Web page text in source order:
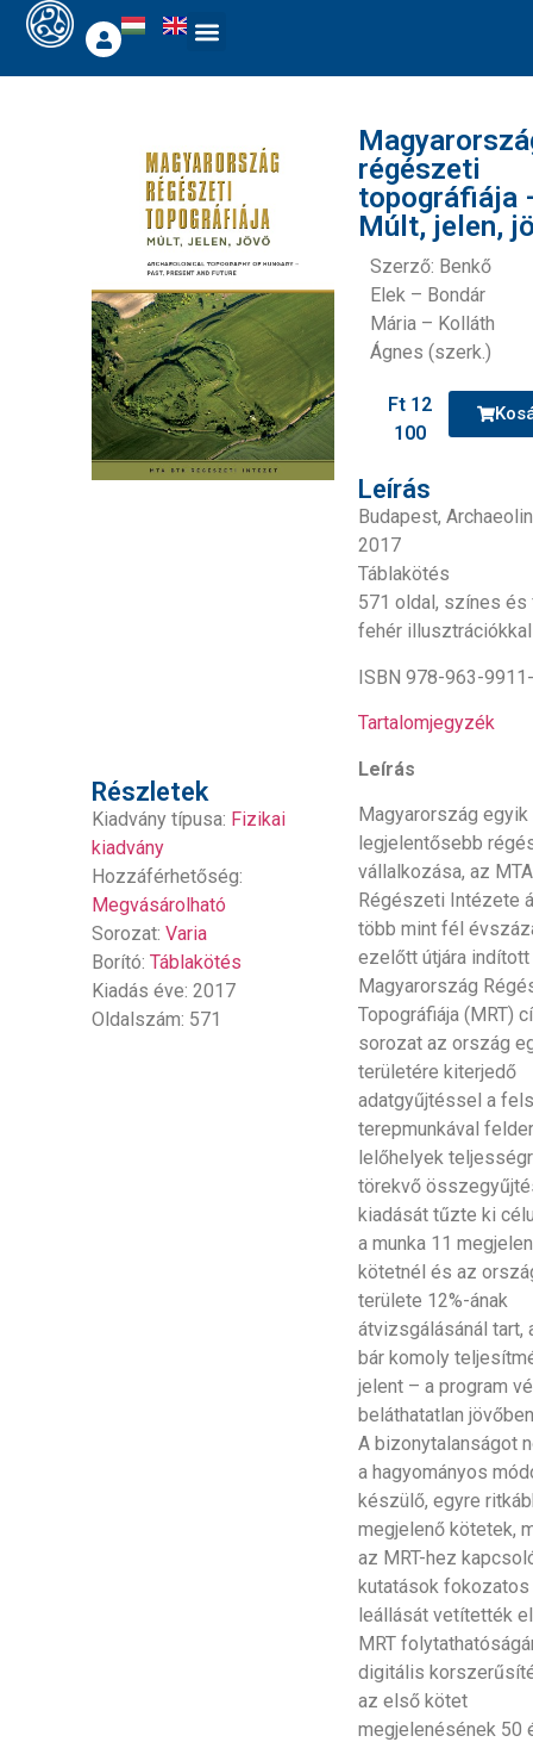
Részletek
Kiadvány típusa: Fizikai
kiadvány
Hozzáférhetőség:
Megvásárolható
Sorozat:Varia
Borító:Táblakötés
Kiadás éve: 2017
Oldalszám: 571
régészeti
topográfiája
Múlt, jelen,
Szerző: Benkő
Elek – Bondár
Mária – Kolláth
Ágnes (szerk.)
Ft12
100
Leírás
Budapest,
2017
Táblakötés
571 oldal, színes
fehér illusztrációkkal
ISBN 978-963-
Tartalomjegyzék
Leírás
Magyarország egyik
legjelentősebb
vállalkozása, az MTA
Régészeti Intézete
több mint fél
ezelőtt útjára indított
Magyarország
Topográfiája (MRT)
sorozat az ország
területére kiterjedő
adatgyűjtéssel a
terepmunkával
lelőhelyek
törekvő
kiadását tűzte ki
a munka 11
kötetnél és az
területe 12%-ának
átvizsgálásánál tart,
bár komoly
jelent – a program
beláthatatlan
A bizonytalanságot
a hagyományos
készülő, egyre
megjelenő kötetek,
az MRT-hez
kutatások fokozatos
leállását vetítették
MRT
digitális
az első kötet
megjelenésének 50